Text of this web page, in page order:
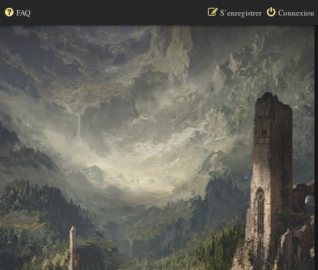
FAQ Connexion
S’enregistrer